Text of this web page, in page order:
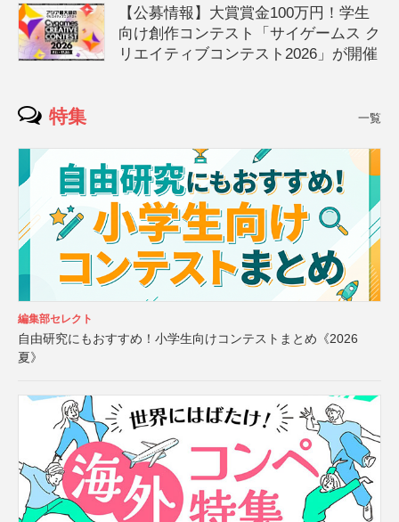
【公募情報】大賞賞金100万円！学生
向け創作コンテスト「サイゲームス ク
リエイティブコンテスト2026」が開催
特集 一覧
編集部セレクト
自由研究にもおすすめ！小学生向けコンテストまとめ《2026
夏》